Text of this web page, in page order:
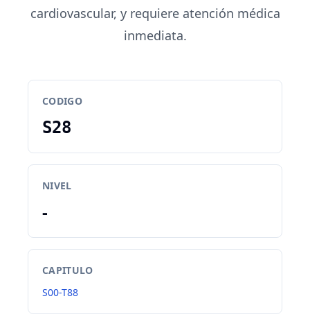
cardiovascular, y requiere atención médica
inmediata.
CODIGO
S28
NIVEL
-
CAPITULO
S00-T88